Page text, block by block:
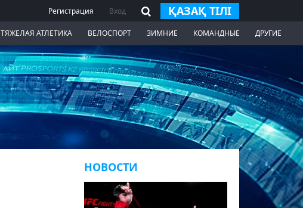
Регистрация Вход ҚАЗАҚ ТІЛІ
ТЯЖЕЛАЯ АТЛЕТИКА ВЕЛОСПОРТ ЗИМНИЕ КОМАНДНЫЕ ДРУГИЕ
НОВОСТИ